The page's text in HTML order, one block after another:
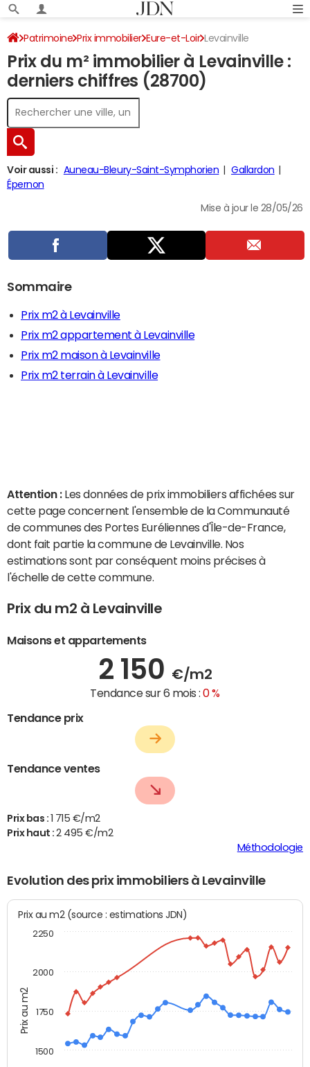
Patrimoine Prix immobilier Eure-et-Loir Levainville
Prix du m² immobilier à Levainville :
derniers chiffres (28700)
Voir aussi : Auneau-Bleury-Saint-Symphorien
Gallardon
Épernon
Mise à jour le 28/05/26
Sommaire
Prix m2 à Levainville
Prix m2 appartement à Levainville
Prix m2 maison à Levainville
Prix m2 terrain à Levainville
Attention : Les données de prix immobiliers affichées sur
cette page concernent l'ensemble de la Communauté
de communes des Portes Euréliennes d'Île-de-France,
dont fait partie la commune de Levainville. Nos
estimations sont par conséquent moins précises à
l'échelle de cette commune.
Prix du m2 à Levainville
Maisons et appartements
2 150 €/m2
Tendance sur 6 mois :0 %
Tendance prix
Tendance ventes
Prix bas :
1 715 €/m2
Prix haut :2 495 €/m2
Méthodologie
Evolution des prix immobiliers à Levainville
Prix au m2
Prix au m2 (source : estimations JDN)
2000
1500
1750
2250